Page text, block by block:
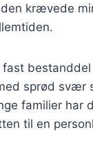
krævede
sprød svær
familier har
til en